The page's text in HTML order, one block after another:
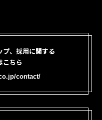
プ、採用に関する
こちら
contact/